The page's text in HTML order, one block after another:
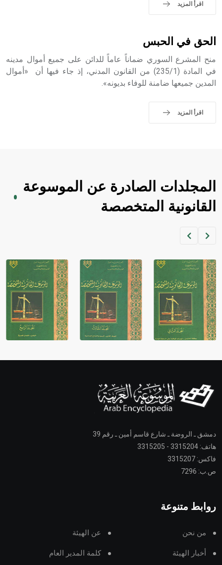
التاسع، وهم ينتسبون إلى أسرة أوسروين
- هل تعلم أن الأبجدية الكنعانية تتألف من /22/ علامة كتابية
sign تكتب منفصلة غير متصلة، وتعتمد المبدأ الأكوروفوني،
حيث تقتصر القيمة الصوتية للعلامة الك
اقرأ المزيد
الحق في الحبس
منح المشرع السوري ضماناً عاماً للدائن على جميع أموال مدينه
في المادة (235/1) من القانون المدني، إذ جاء فيها أن «أموال
المدين جميعها ضامنة للوفاء بديونه».
اقرأ المزيد
المجلدات الصادرة عن الموسوعة
القانونية المتخصصة
دمشق ـ الروضة ـ شارع قاسم أمين ـ رقم 39
هاتف: 3315204 - 3315205
فاكس: 3315207
ص.ب: 7296
روابط متنوعة
من نحن عن الهيئة
أخبار الهيئة كلمة المدير العام